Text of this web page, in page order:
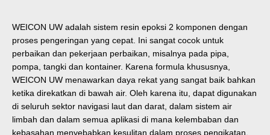
WEICON UW adalah sistem resin epoksi 2 komponen dengan
proses pengeringan yang cepat. Ini sangat cocok untuk
perbaikan dan pekerjaan perbaikan, misalnya pada pipa,
pompa, tangki dan kontainer. Karena formula khususnya,
WEICON UW menawarkan daya rekat yang sangat baik bahkan
ketika direkatkan di bawah air. Oleh karena itu, dapat digunakan
di seluruh sektor navigasi laut dan darat, dalam sistem air
limbah dan dalam semua aplikasi di mana kelembaban dan
kebasahan menyebabkan kesulitan dalam proses pengikatan.